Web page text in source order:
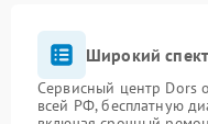
Широкий
Сервисный центр Dors
всей РФ, бесплатную